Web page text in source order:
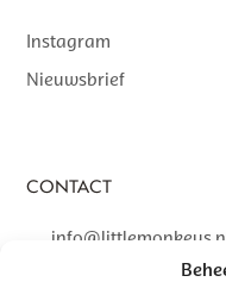
Instagram
Nieuwsbrief
CONTACT